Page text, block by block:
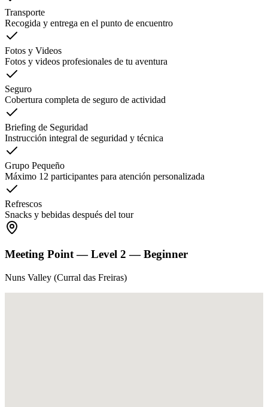
Transporte
Recogida y entrega en el punto de encuentro
Fotos y Videos
Fotos y videos profesionales de tu aventura
Seguro
Cobertura completa de seguro de actividad
Briefing de Seguridad
Instrucción integral de seguridad y técnica
Grupo Pequeño
Máximo 12 participantes para atención personalizada
Refrescos
Snacks y bebidas después del tour
Meeting Point —Level 2 — Beginner
Nuns Valley (Curral das Freiras)